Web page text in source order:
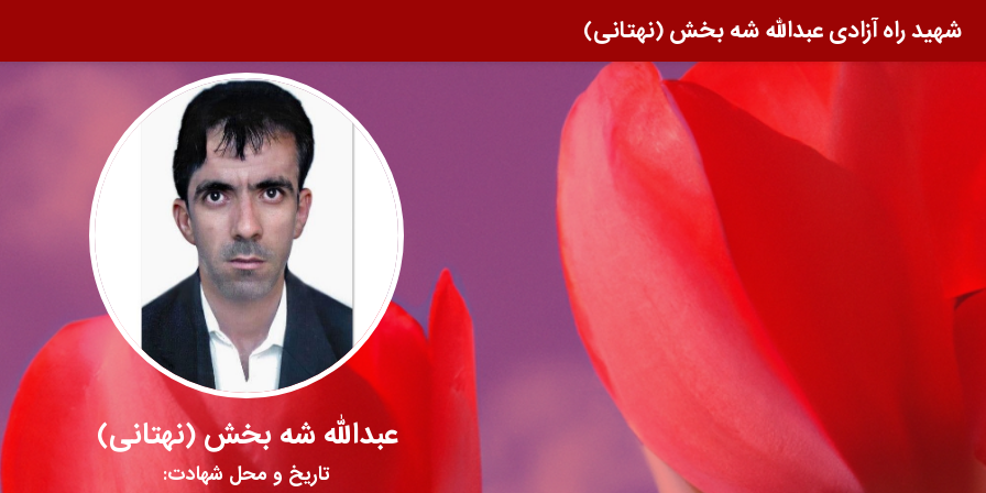
شهید راه آزادی عبدالله شه‌ بخش (نهتانی)
عبدالله شه‌ بخش (نهتانی)
تاریخ و محل شهادت: